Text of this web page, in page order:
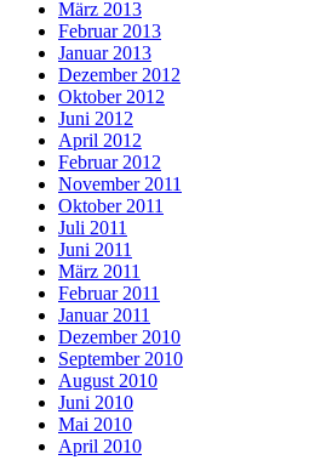
März 2013
Februar 2013
Januar 2013
Dezember 2012
Oktober 2012
Juni 2012
April 2012
Februar 2012
November 2011
Oktober 2011
Juli 2011
Juni 2011
März 2011
Februar 2011
Januar 2011
Dezember 2010
September 2010
August 2010
Juni 2010
Mai 2010
April 2010